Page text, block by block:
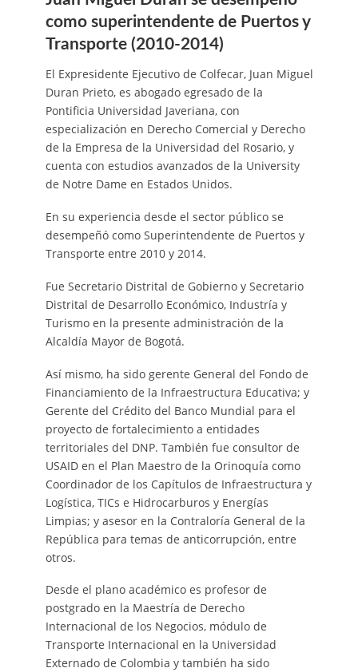
como superintendente de Puertos y
Transporte (2010-2014)
El Expresidente Ejecutivo de Colfecar, Juan Miguel
Duran Prieto, es abogado egresado de la
Pontificia Universidad Javeriana, con
especialización en Derecho Comercial y Derecho
de la Empresa de la Universidad del Rosario, y
cuenta con estudios avanzados de la University
de Notre Dame en Estados Unidos.
En su experiencia desde el sector público se
desempeñó como Superintendente de Puertos y
Transporte entre 2010 y 2014.
Fue Secretario Distrital de Gobierno y Secretario
Distrital de Desarrollo Económico, Industría y
Turismo en la presente administración de la
Alcaldía Mayor de Bogotá.
Así mismo, ha sido gerente General del Fondo de
Financiamiento de la Infraestructura Educativa; y
Gerente del Crédito del Banco Mundial para el
proyecto de fortalecimiento a entidades
territoriales del DNP. También fue consultor de
USAID en el Plan Maestro de la Orinoquía como
Coordinador de los Capítulos de Infraestructura y
Logística, TICs e Hidrocarburos y Energías
Limpias; y asesor en la Contraloría General de la
República para temas de anticorrupción, entre
otros.
Desde el plano académico es profesor de
postgrado en la Maestría de Derecho
Internacional de los Negocios, módulo de
Transporte Internacional en la Universidad
Externado de Colombia y también ha sido